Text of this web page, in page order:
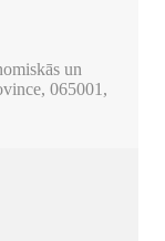
un
065001,